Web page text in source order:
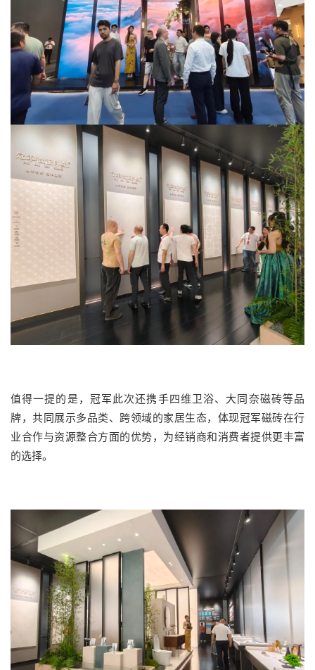
值得一提的是，冠军此次还携手四维卫浴、大同奈磁砖等品
牌，共同展示多品类、跨领域的家居生态，体现冠军磁砖在行
业合作与资源整合方面的优势，为经销商和消费者提供更丰富
的选择。